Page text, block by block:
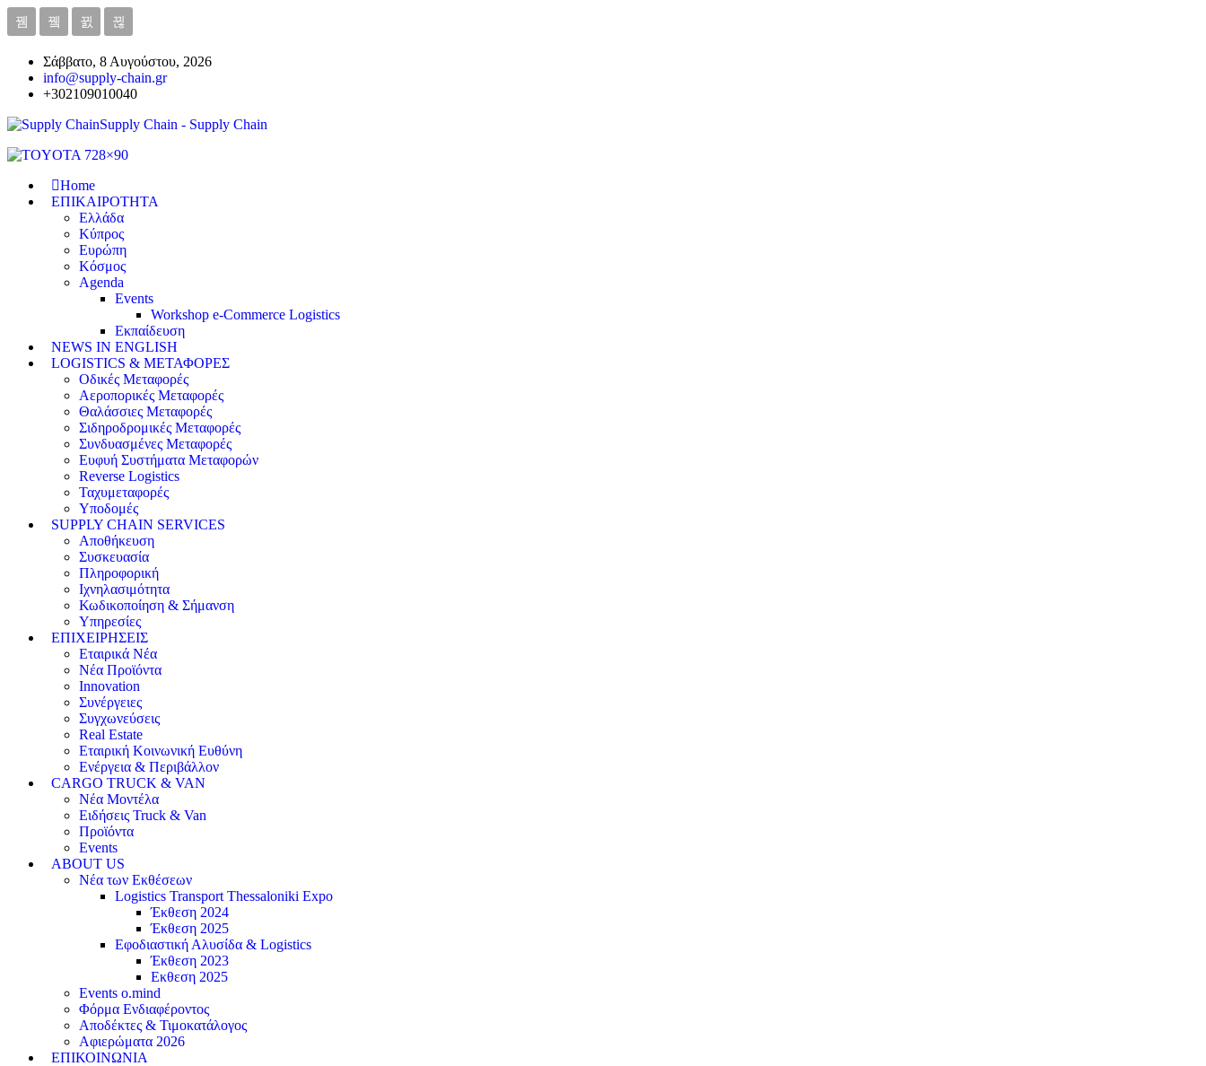
Σάββατο, 8 Αυγούστου, 2026
info@supply-chain.gr
+302109010040
Supply Chain - Supply Chain
Home
ΕΠΙΚΑΙΡΟΤΗΤΑ
Ελλάδα
Κύπρος
Ευρώπη
Κόσμος
Agenda
Events
Workshop e-Commerce Logistics
Εκπαίδευση
NEWS IN ENGLISH
LOGISTICS & ΜΕΤΑΦΟΡΕΣ
Οδικές Μεταφορές
Αεροπορικές Μεταφορές
Θαλάσσιες Μεταφορές
Σιδηροδρομικές Μεταφορές
Συνδυασμένες Μεταφορές
Ευφυή Συστήματα Μεταφορών
Reverse Logistics
Ταχυμεταφορές
Υποδομές
SUPPLY CHAIN SERVICES
Αποθήκευση
Συσκευασία
Πληροφορική
Ιχνηλασιμότητα
Κωδικοποίηση & Σήμανση
Υπηρεσίες
ΕΠΙΧΕΙΡΗΣΕΙΣ
Εταιρικά Νέα
Νέα Προϊόντα
Innovation
Συνέργειες
Συγχωνεύσεις
Real Estate
Εταιρική Κοινωνική Ευθύνη
Ενέργεια & Περιβάλλον
CARGO TRUCK & VAN
Νέα Μοντέλα
Ειδήσεις Truck & Van
Προϊόντα
Events
ABOUT US
Νέα των Εκθέσεων
Logistics Transport Thessaloniki Expo
Έκθεση 2024
Έκθεση 2025
Εφοδιαστική Αλυσίδα & Logistics
Έκθεση 2023
Εκθεση 2025
Events o.mind
Φόρμα Ενδιαφέροντος
Αποδέκτες & Τιμοκατάλογος
Αφιερώματα 2026
ΕΠΙΚΟΙΝΩΝΙΑ